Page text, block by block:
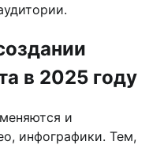
в 2025 году
и
инфографики. Тем,